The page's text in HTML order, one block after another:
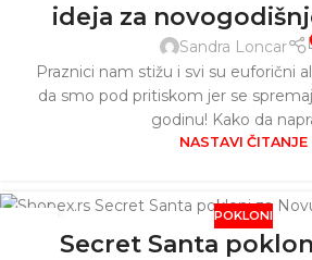
ideja za
Sandra Loncar
Praznici nam stižu i svi su euforični
da smo pod pritiskom jer se
godinu! Kako da
NASTAVI ČITANJE
POKLONI
Secret Santa